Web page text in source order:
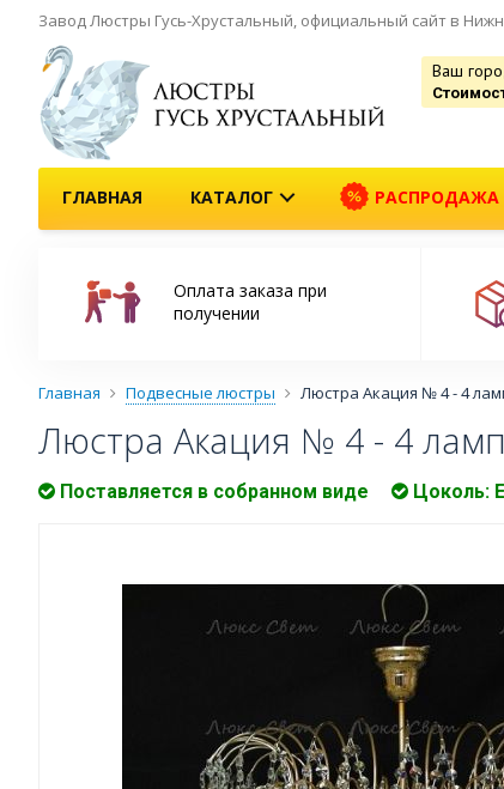
Завод Люстры Гусь-Хрустальный, официальный сайт в
Ваш
ГЛАВНАЯ КАТАЛОГ РАСПРОДАЖА
Оплата заказа при
получении
Главная Подвесные люстры Люстра Акация № 4 - 4
Люстра Акация № 4 - 4
Поставляется в собранном виде Цоколь: